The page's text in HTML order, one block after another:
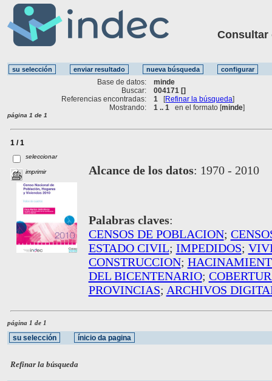
Consultar
Base de datos:
minde
Buscar:
004171 []
Referencias encontradas:
1 [Refinar la búsqueda]
Mostrando:
1 .. 1 en el formato [minde]
página 1 de 1
1 / 1
seleccionar
imprimir Alcance de los datos: 1970 - 2010
Palabras claves:
CENSOS DE POBLACION;
ESTADO CIVIL; IMPEDIDOS;
CONSTRUCCION;
DEL BICENTENARIO;
PROVINCIAS; ARCHIVOS
página 1 de 1
Refinar la búsqueda